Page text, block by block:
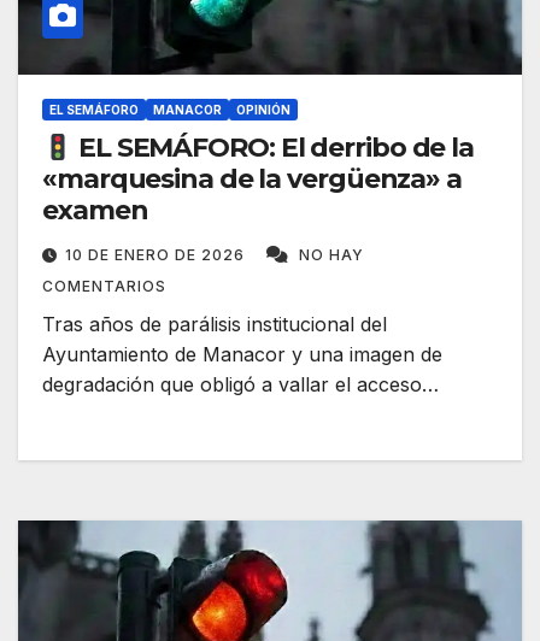
EL SEMÁFORO MANACOR OPINIÓN
EL SEMÁFORO: El derribo de la
«marquesina de la vergüenza» a
examen
10 DE ENERO DE 2026
NO HAY
COMENTARIOS
Tras años de parálisis institucional del
Ayuntamiento de Manacor y una imagen de
degradación que obligó a vallar el acceso…